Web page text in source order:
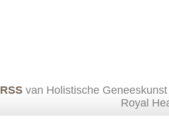
RSSvan Holistische
Royal